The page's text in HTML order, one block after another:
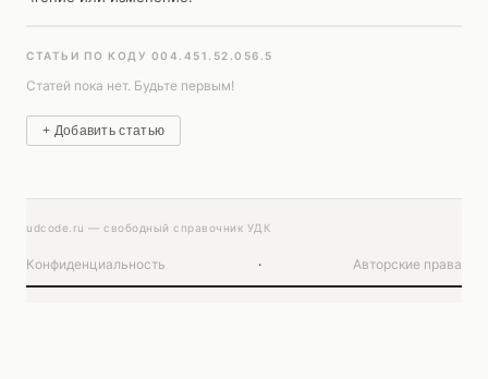
СТАТЬИ ПО КОДУ 004.451.52.056.5
Статей пока нет. Будьте первым!
+ Добавить статью
udcode.ru — свободный справочник УДК
Конфиденциальность · Авторские права